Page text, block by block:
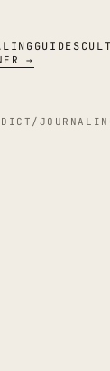
GUIDES
→
/